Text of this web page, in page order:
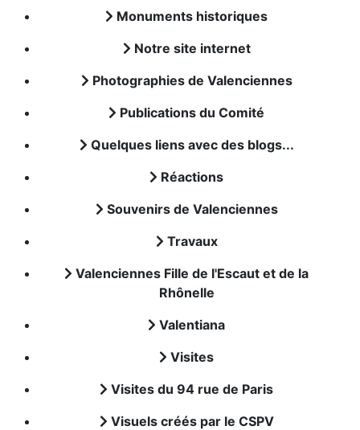
Monuments historiques
Notre site internet
Photographies de Valenciennes
Publications du Comité
Quelques liens avec des blogs...
Réactions
Souvenirs de Valenciennes
Travaux
Valenciennes Fille de l'Escaut et de la
Rhônelle
Valentiana
Visites
Visites du 94 rue de Paris
Visuels créés par le CSPV